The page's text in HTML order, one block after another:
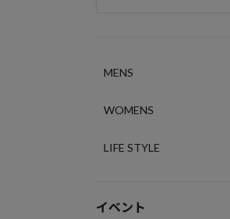
MENS
WOMENS
LIFE STYLE
イベント